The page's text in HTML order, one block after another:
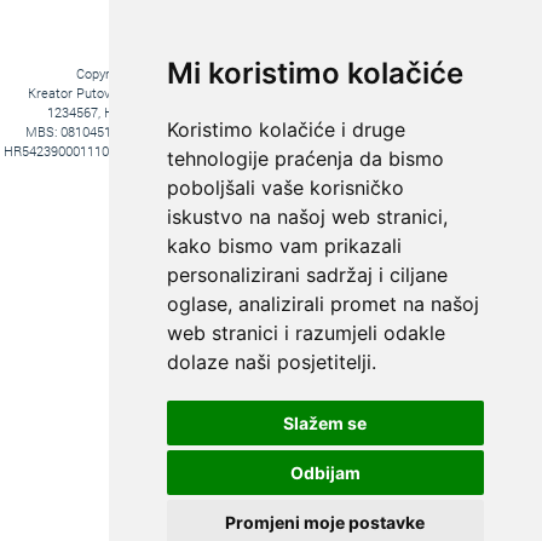
Mi koristimo kolačiće
Koristimo kolačiće i druge
tehnologije praćenja da bismo
poboljšali vaše korisničko
iskustvo na našoj web stranici,
kako bismo vam prikazali
personalizirani sadržaj i ciljane
oglase, analizirali promet na našoj
web stranici i razumjeli odakle
dolaze naši posjetitelji.
Slažem se
Odbijam
Promjeni moje postavke
KREIRAJTE PUTOVANJE PREMA
SVOJIM ŽELJAMA:
Copyright © 2016. Kreator Putovanja d.o.o. – Sva prava zadržana
Kreator Putovanja d.o.o. turistička agencija, Jakova Gotovca 6, 10000 Zagreb, MB:
1234567, HR-AB-01-081045102, OIB:44590047047, Trgovački sud u Zagrebu,
MBS: 081045102, Hrvatska Poštanska Banka d.d. Jurišićeva 4, 10000 Zagreb, IBAN
HR5423900011100969366, temeljni kapital 20.000,00 kn uplaćeno u cijelosti, direktori Ana
Pavlović i Hrvoje Bažon, Voditelj poslova Hrvoje Bažon
Fiksni tečaj konverzije: 1€ = 7,53450 kn